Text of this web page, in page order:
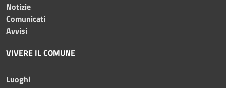
Notizie
Comunicati
Avvisi
VIVERE IL COMUNE
Luoghi